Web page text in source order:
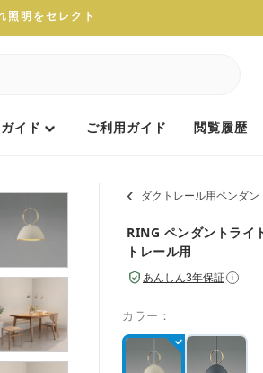
照明をセレクト
イド ご利用ガイド 閲覧履歴
ダクトレール用ペンダン
RING ペンダントライ
トレール用
あんしん3年保証 i
カラー：